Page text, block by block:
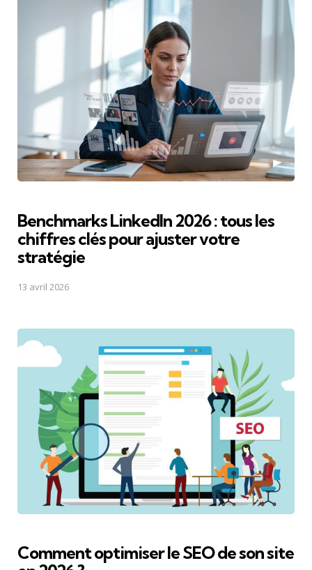
Benchmarks LinkedIn 2026 : tous les
chiffres clés pour ajuster votre
stratégie
13 avril 2026
Comment optimiser le SEO de son site